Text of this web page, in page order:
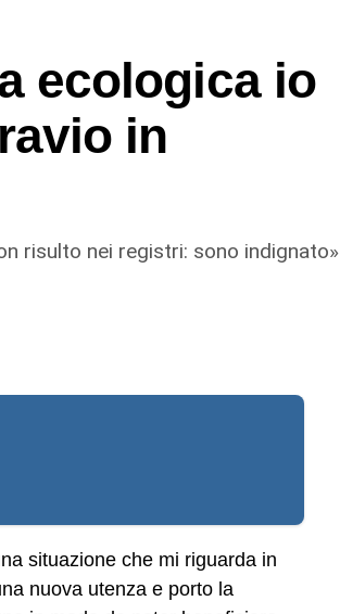
vi è andata dentro con le
dentro uno dei nostri baldi
riparazione veloce, un rattoppo.
ecco le
ecologica io
in
risulto nei registri: sono indignato»
situazione che mi riguarda in
nuova utenza e porto la